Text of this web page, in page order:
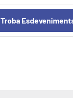
Troba